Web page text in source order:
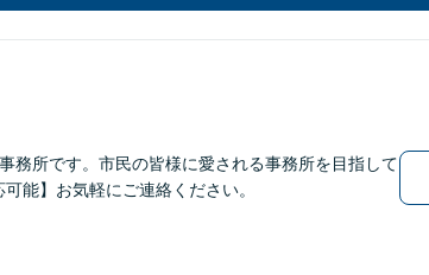
務所です。市民の皆様に愛される事務所を目指して
能】お気軽にご連絡ください。